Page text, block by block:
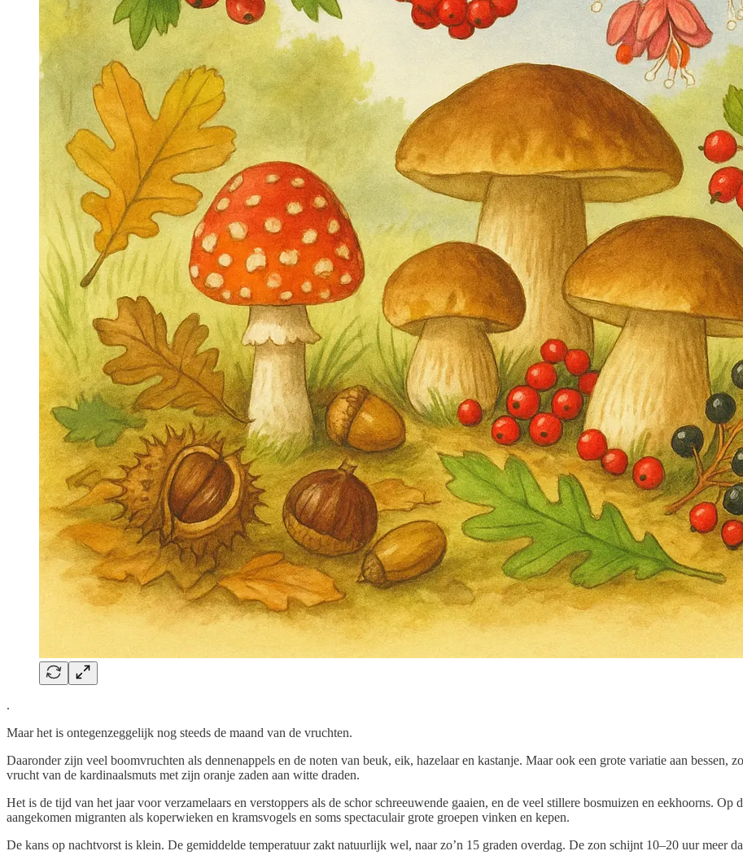
.
Maar het is ontegenzeggelijk nog steeds de maand van de vruchten.
Daaronder zijn veel boomvruchten als dennenappels en de noten van beuk, eik, hazelaar en kastanje. Maar ook een grote variatie aan bessen,
vrucht van de kardinaalsmuts met zijn oranje zaden aan witte draden.
Het is de tijd van het jaar voor verzamelaars en verstoppers als de schor schreeuwende gaaien, en de veel stillere bosmuizen en eekhoorns.
aangekomen migranten als koperwieken en kramsvogels en soms spectaculair grote groepen vinken en kepen.
De kans op nachtvorst is klein. De gemiddelde temperatuur zakt natuurlijk wel, naar zo’n 15 graden overdag. De zon schijnt 10–20 uur meer